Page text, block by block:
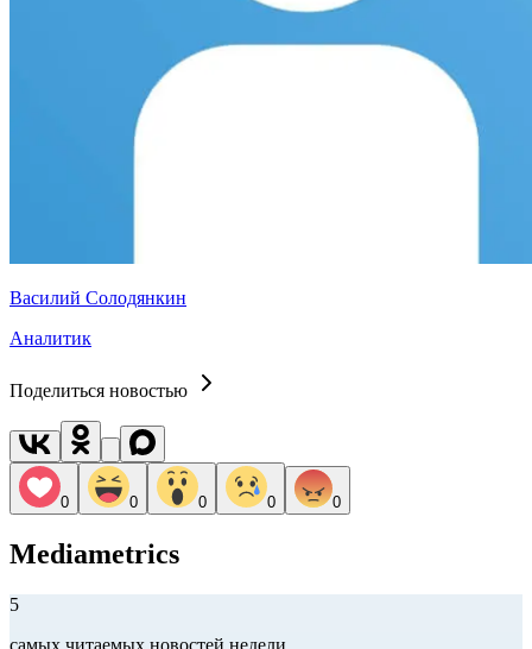
Василий Солодянкин
Аналитик
Поделиться новостью
0 0 0 0 0
Mediametrics
5